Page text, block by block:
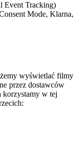
Event Tracking)
Mode, Klarna,
wyświetlać filmy
przez dostawców
korzystamy w tej